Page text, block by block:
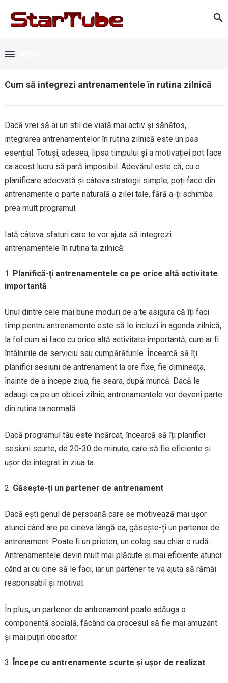
Cum să integrezi antrenamentele în rutina zilnică
Dacă vrei să ai un stil de viață mai activ și sănătos,
integrarea antrenamentelor în rutina zilnică este un pas
esențial. Totuși, adesea, lipsa timpului și a motivației pot face
ca acest lucru să pară imposibil. Adevărul este că, cu o
planificare adecvată și câteva strategii simple, poți face din
antrenamente o parte naturală a zilei tale, fără a-ți schimba
prea mult programul.
Iată câteva sfaturi care te vor ajuta să integrezi
antrenamentele în rutina ta zilnică:
Planifică-ți antrenamentele ca pe orice altă activitate
importantă
Unul dintre cele mai bune moduri de a te asigura că îți faci
timp pentru antrenamente este să le incluzi în agenda zilnică,
la fel cum ai face cu orice altă activitate importantă, cum ar fi
întâlnirile de serviciu sau cumpărăturile. Încearcă să îți
planifici sesiuni de antrenament la ore fixe, fie dimineața,
înainte de a începe ziua, fie seara, după muncă. Dacă le
adaugi ca pe un obicei zilnic, antrenamentele vor deveni parte
din rutina ta normală.
Dacă programul tău este încărcat, încearcă să îți planifici
sesiuni scurte, de 20-30 de minute, care să fie eficiente și
ușor de integrat în ziua ta.
Găsește-ți un partener de antrenament
Dacă ești genul de persoană care se motivează mai ușor
atunci când are pe cineva lângă ea, găsește-ți un partener de
antrenament. Poate fi un prieten, un coleg sau chiar o rudă.
Antrenamentele devin mult mai plăcute și mai eficiente atunci
când ai cu cine să le faci, iar un partener te va ajuta să rămâi
responsabil și motivat.
În plus, un partener de antrenament poate adăuga o
componentă socială, făcând ca procesul să fie mai amuzant
și mai puțin obositor.
Începe cu antrenamente scurte și ușor de realizat